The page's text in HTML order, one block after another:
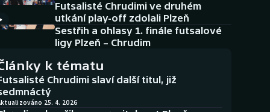
AZ kvíz
Futsalisté Chrudimi ve druhém
utkání play-off zdolali Plzeň
Sestřih a ohlasy 1. finále futsalové
ligy Plzeň – Chrudim
k tématu
Chrudimi slaví další titul, již
25. 4. 2026